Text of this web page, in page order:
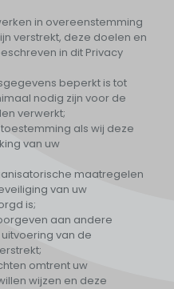
in overeenstemming
verstrekt, deze doelen en
in dit Privacy
beperkt is tot
nodig zijn voor de
verwerkt;
als wij deze
van uw
maatregelen
van uw
is;
aan andere
van de
omtrent uw
wijzen en deze